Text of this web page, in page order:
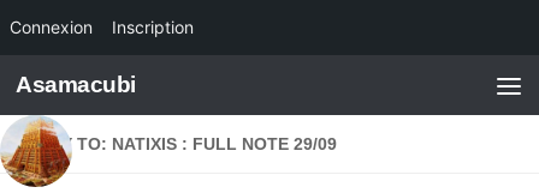
Connexion Inscription
Skip to content
Asamacubi
REPLY TO: NATIXIS : FULL NOTE 29/09